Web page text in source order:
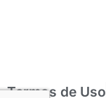
Termos de Uso